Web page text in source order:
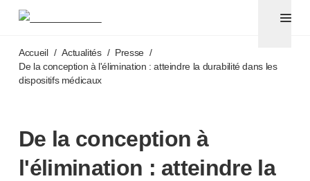
Aiguilles pour stylos et seringues avec aiguilles
®
Unifine Pentips
Unifine Pentips Plus
TriCare
Ponction veineuse
ShieldLock
Unistik®VacuFlip
Accueil / Actualités / Presse /
De la conception à l'élimination : atteindre la durabilité dans les
dispositifs médicaux
De la conception à
l'élimination : atteindre la